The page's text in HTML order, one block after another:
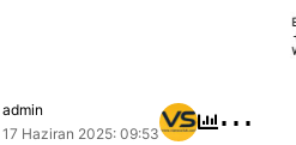
admin
17 Haziran 2025: 09:53
⋯